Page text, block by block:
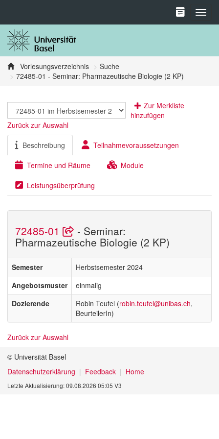
Vorlesungsverzeichnis
Suche
72485-01 - Seminar: Pharmazeutische Biologie (2 KP)
Zur Merkliste
hinzufügen
Zurück zur Auswahl
Beschreibung Teilnahmevoraussetzungen
Termine und Räume Module
Leistungsüberprüfung
72485-01 - Seminar:
Pharmazeutische Biologie (2 KP)
Semester
Herbstsemester 2024
Angebotsmuster
einmalig
Dozierende
Robin Teufel (robin.teufel@unibas.ch,
BeurteilerIn)
Zurück zur Auswahl
© Universität Basel
Datenschutzerklärung
Feedback Home
Letzte Aktualisierung: 09.08.2026 05:05 V3